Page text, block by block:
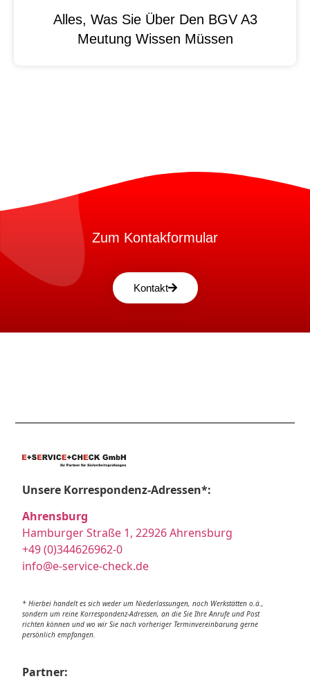
Alles, Was Sie Über Den BGV A3
Meutung Wissen Müssen
Zum Kontakformular
Kontakt
Unsere Korrespondenz-Adressen*:
Ahrensburg
Hamburger Straße 1, 22926 Ahrensburg
+49 (0)344626962-0
info@e-service-check.de
* Hierbei handelt es sich weder um Niederlassungen, noch Werkstätten o.ä.,
sondern um reine Korrespondenz-Adressen, an die Sie Ihre Anrufe und Post
richten können und wo wir Sie nach vorheriger Terminvereinbarung gerne
persönlich empfangen.
Partner: